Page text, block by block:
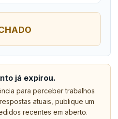
já expirou.
para perceber trabalhos
atuais, publique um
recentes em aberto.